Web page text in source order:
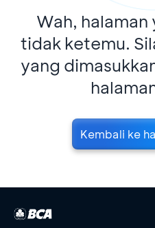
Wah,
tidak ketemu.
yang
Kembali ke